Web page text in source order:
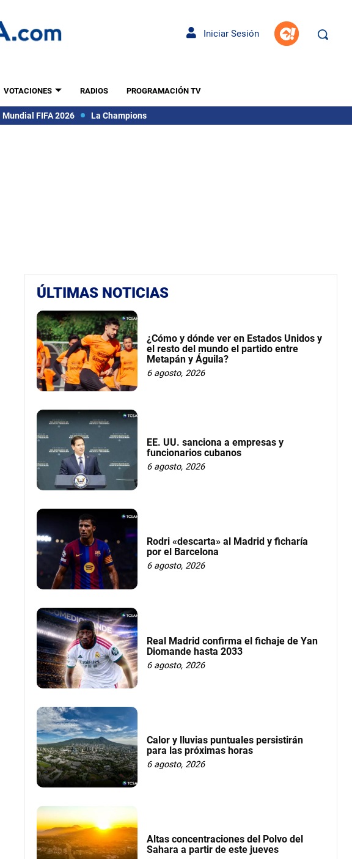
Iniciar Sesión
VOTACIONES RADIOS PROGRAMACIÓN TV
Mundial FIFA 2026 La Champions
ÚLTIMAS NOTICIAS
¿Cómo y dónde ver en Estados Unidos y
el resto del mundo el partido entre
Metapán y Águila?
6 agosto, 2026
EE. UU. sanciona a empresas y
funcionarios cubanos
6 agosto, 2026
Rodri «descarta» al Madrid y ficharía
por el Barcelona
6 agosto, 2026
Real Madrid confirma el fichaje de Yan
Diomande hasta 2033
6 agosto, 2026
Calor y lluvias puntuales persistirán
para las próximas horas
6 agosto, 2026
Altas concentraciones del Polvo del
Sahara a partir de este jueves